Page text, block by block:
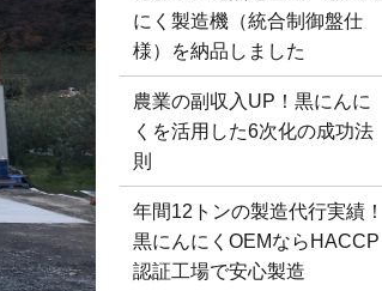
にく製造機（統合制御盤仕
様）を納品しました
農業の副収入UP！黒にんに
くを活用した6次化の成功法
則
年間12トンの製造代行実績！
黒にんにくOEMならHACCP
認証工場で安心製造